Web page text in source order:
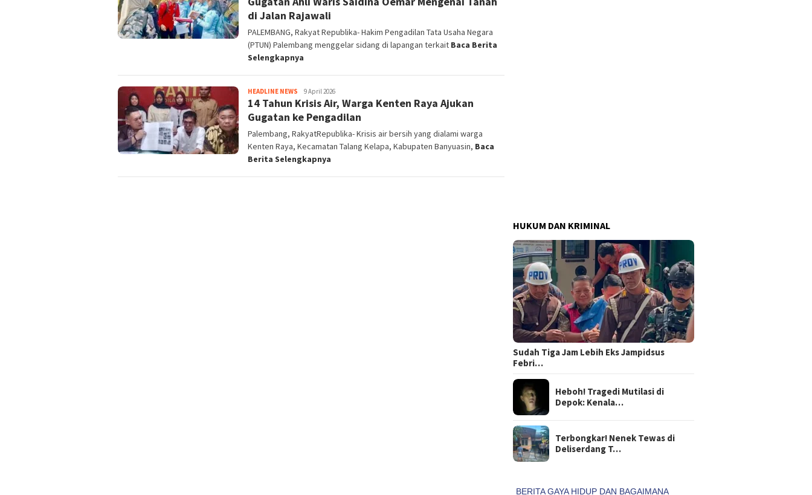
di Jalan Rajawali
PALEMBANG, Rakyat Republika- Hakim Pengadilan Tata Usaha Negara
(PTUN) Palembang menggelar sidang di lapangan terkait Baca Berita
Selengkapnya
HEADLINE NEWS admin
9 April 2026
14 Tahun Krisis Air, Warga Kenten Raya Ajukan
Gugatan ke Pengadilan
Palembang, RakyatRepublika- Krisis air bersih yang dialami warga
Kenten Raya, Kecamatan Talang Kelapa, Kabupaten Banyuasin, Baca
Berita Selengkapnya
HUKUM DAN KRIMINAL
Sudah Tiga Jam Lebih Eks Jampidsus
Febri…
Heboh! Tragedi Mutilasi di
Depok: Kenala…
Terbongkar! Nenek Tewas di
Deliserdang T…